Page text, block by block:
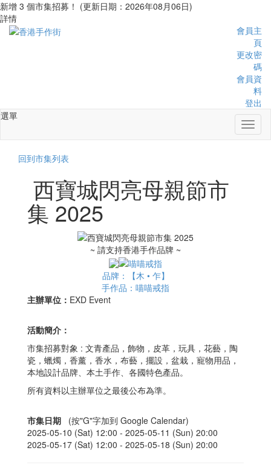
新增 3 個市集招募！ (更新日期：2026年08月06日)
詳情
會員主
頁
更改密
碼
會員資
料
登出
選單
回到市集列表
西寶城閃亮母親節市
集 2025
~ 請支持香港手作品牌 ~
品牌：【木 • 乍】
手作品：喵喵戒指
主辦單位： EXD Event
活動簡介：
市集招募對象 : 文青產品，飾物，皮革，玩具，花藝，陶
瓷，蠟燭，香薰，香水，布藝，擺設，盆栽，寵物用品，
本地設計品牌、本土手作、各國特色產品。
所有資料以主辦單位之最後公布為準。
市集日期
(按"G"字加到 Google Calendar)
2025-05-10 (Sat) 12:00 - 2025-05-11 (Sun) 20:00
2025-05-17 (Sat) 12:00 - 2025-05-18 (Sun) 20:00